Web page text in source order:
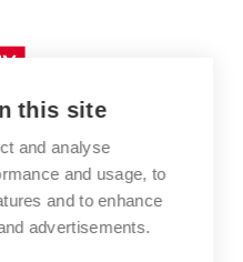
Technology
this site
and analyse
and usage, to
and to enhance
advertisements.